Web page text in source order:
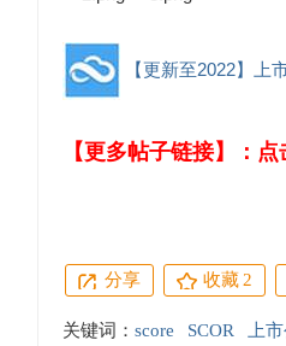
【更新至2022】上
【更多帖子链接】： 点
分享 收藏 2
关键词： score SCOR 上